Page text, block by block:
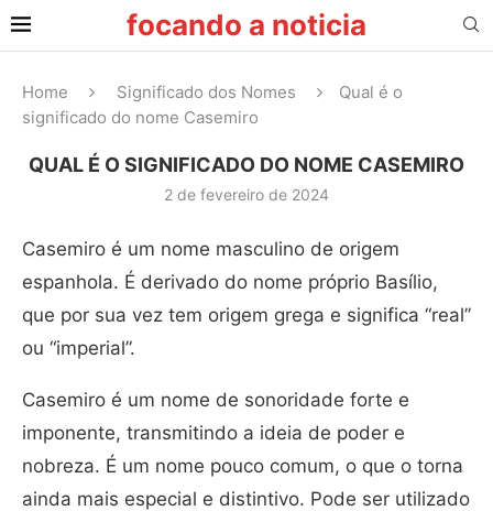
focando a noticia
Home Significado dos Nomes
Qual é o
significado do nome Casemiro
QUAL É O SIGNIFICADO DO NOME CASEMIRO
2 de fevereiro de 2024
Casemiro é um nome masculino de origem
espanhola. É derivado do nome próprio Basílio,
que por sua vez tem origem grega e significa “real”
ou “imperial”.
Casemiro é um nome de sonoridade forte e
imponente, transmitindo a ideia de poder e
nobreza. É um nome pouco comum, o que o torna
ainda mais especial e distintivo. Pode ser utilizado